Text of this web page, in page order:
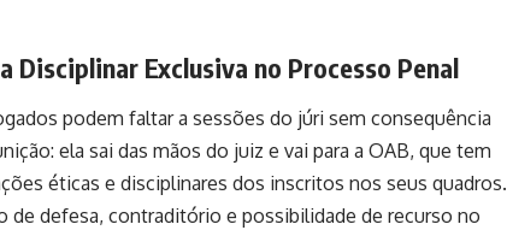
Disciplinar Exclusiva no Processo Penal
podem faltar a sessões do júri sem consequência
ela sai das mãos do juiz e vai para a OAB, que tem
éticas e disciplinares dos inscritos nos seus quadros.
defesa, contraditório e possibilidade de recurso no